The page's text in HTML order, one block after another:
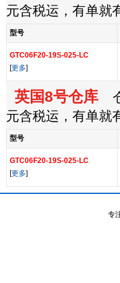
元含税运，有单就
型号
GTC06F20-19S-025-LC
[更多]
英国8号仓库
元含税运，有单就
型号
GTC06F20-19S-025-LC
[更多]
专